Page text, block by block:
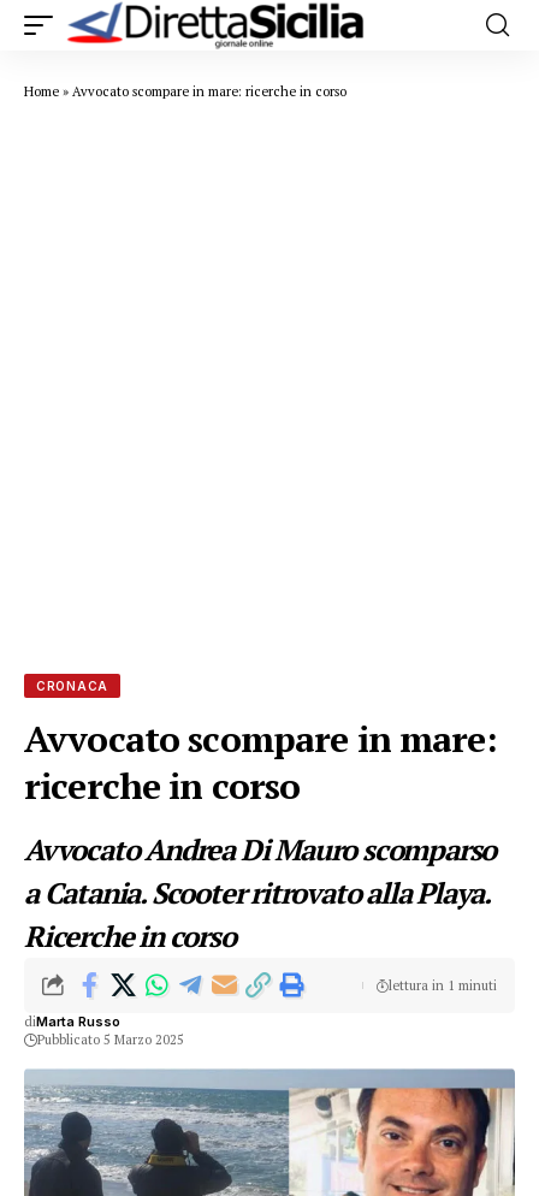
Home » Avvocato scompare in mare: ricerche in corso
CRONACA
Avvocato scompare in mare:
ricerche in corso
Avvocato Andrea Di Mauro scomparso
a Catania. Scooter ritrovato alla Playa.
Ricerche in corso
diMarta Russo
Pubblicato 5 Marzo 2025
lettura in 1 minuti